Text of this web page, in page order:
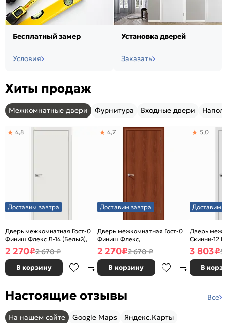
Бесплатный замер
Условия
Установка дверей
Заказать
Хиты продаж
Межкомнатные двери Фурнитура Входные двери
Доставим завтра
Дверь межкомнатная Гост-0
Финиш Флекс Л-14 (Белый),
глухая, каркасно-щитовая
4,8
2 270₽2 670 ₽
В корзину
Доставим завтра
Дверь межкомнатная Гост-0
Финиш Флекс,
Ламинированные Л-11
(ИталОрех), глухая, каркасно-
щитовая
4,7
2 270₽2 670 ₽
В корзину
Доставим
Дверь
Скинни-12
глухая,
5,0
3 803₽5
В
Настоящие отзывы Все
На нашем сайте Google Maps Яндекс.Карты